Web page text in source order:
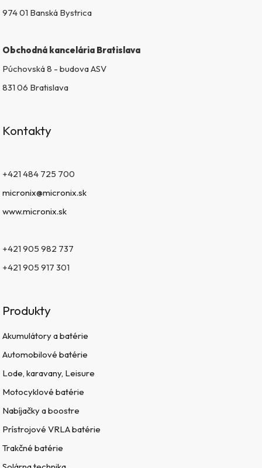
u
974 01 Banská Bystrica
Obchodná kancelária Bratislava
Púchovská 8 - budova ASV
831 06 Bratislava
Kontakty
+421 484 725 700
micronix@micronix.sk
www.micronix.sk
+421 905 982 737
+421 905 917 301
Produkty
Akumulátory a batérie
Automobilové batérie
Lode, karavany, Leisure
Motocyklové batérie
Nabíjačky a boostre
Prístrojové VRLA batérie
Trakčné batérie